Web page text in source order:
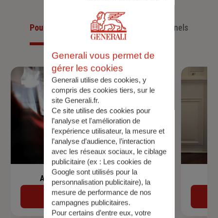
Pour les particuliersPour les professionnels
Assurance de prêt immobilier
Découvrir
Generali vous permet de
gérer les cookies
Generali utilise des cookies, y
compris des cookies tiers, sur le
site Generali.fr.
Ce site utilise des cookies pour
l’analyse et l'amélioration de
l’expérience utilisateur, la mesure et
l’analyse d’audience, l’interaction
avec les réseaux sociaux, le ciblage
publicitaire (ex : Les cookies de
Google sont utilisés pour la
personnalisation publicitaire), la
mesure de performance de nos
campagnes publicitaires.
Pour certains d’entre eux, votre